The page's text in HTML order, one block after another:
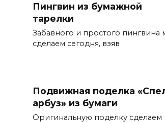
Пингвин из бумажной
тарелки
Забавного и простого пингвина
сделаем сегодня, взяв
Подвижная поделка
арбуз» из бумаги
Оригинальную поделку сделаем